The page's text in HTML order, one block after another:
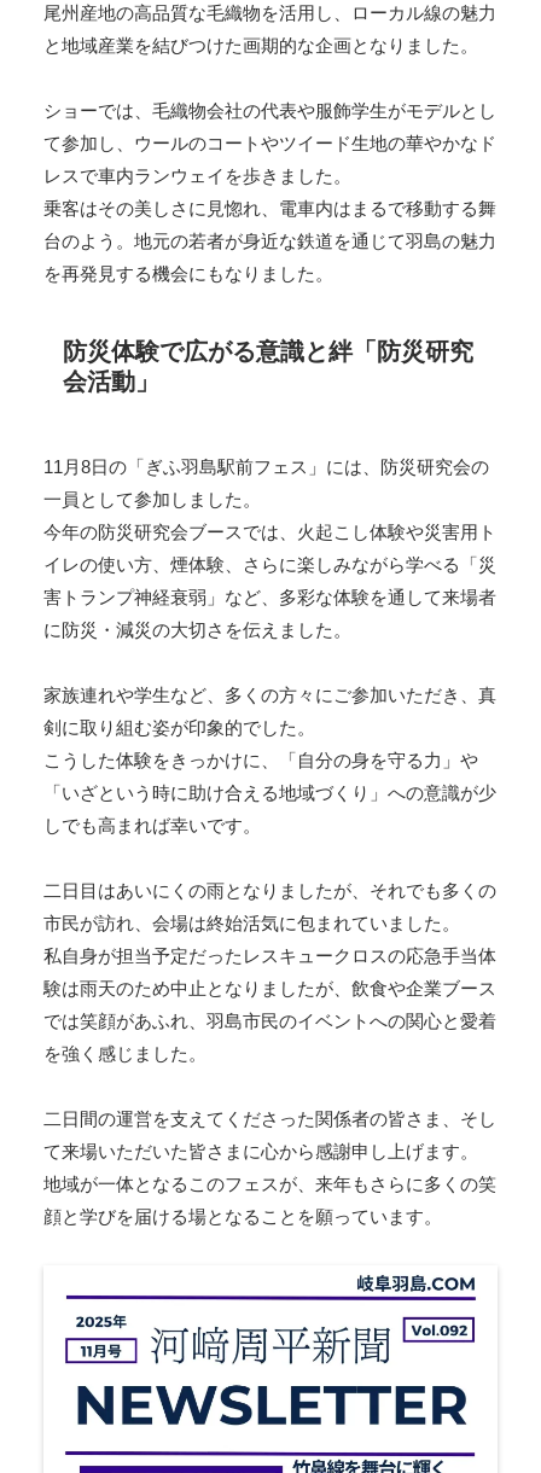
尾州産地の高品質な毛織物を活用し、ローカル線の魅力
と地域産業を結びつけた画期的な企画となりました。
ショーでは、毛織物会社の代表や服飾学生がモデルとし
て参加し、ウールのコートやツイード生地の華やかなド
レスで車内ランウェイを歩きました。
乗客はその美しさに見惚れ、電車内はまるで移動する舞
台のよう。地元の若者が身近な鉄道を通じて羽島の魅力
を再発見する機会にもなりました。
防災体験で広がる意識と絆「防災研究
会活動」
11月8日の「ぎふ羽島駅前フェス」には、防災研究会の
一員として参加しました。
今年の防災研究会ブースでは、火起こし体験や災害用ト
イレの使い方、煙体験、さらに楽しみながら学べる「災
害トランプ神経衰弱」など、多彩な体験を通して来場者
に防災・減災の大切さを伝えました。
家族連れや学生など、多くの方々にご参加いただき、真
剣に取り組む姿が印象的でした。
こうした体験をきっかけに、「自分の身を守る力」や
「いざという時に助け合える地域づくり」への意識が少
しでも高まれば幸いです。
二日目はあいにくの雨となりましたが、それでも多くの
市民が訪れ、会場は終始活気に包まれていました。
私自身が担当予定だったレスキュークロスの応急手当体
験は雨天のため中止となりましたが、飲食や企業ブース
では笑顔があふれ、羽島市民のイベントへの関心と愛着
を強く感じました。
二日間の運営を支えてくださった関係者の皆さま、そし
て来場いただいた皆さまに心から感謝申し上げます。
地域が一体となるこのフェスが、来年もさらに多くの笑
顔と学びを届ける場となることを願っています。